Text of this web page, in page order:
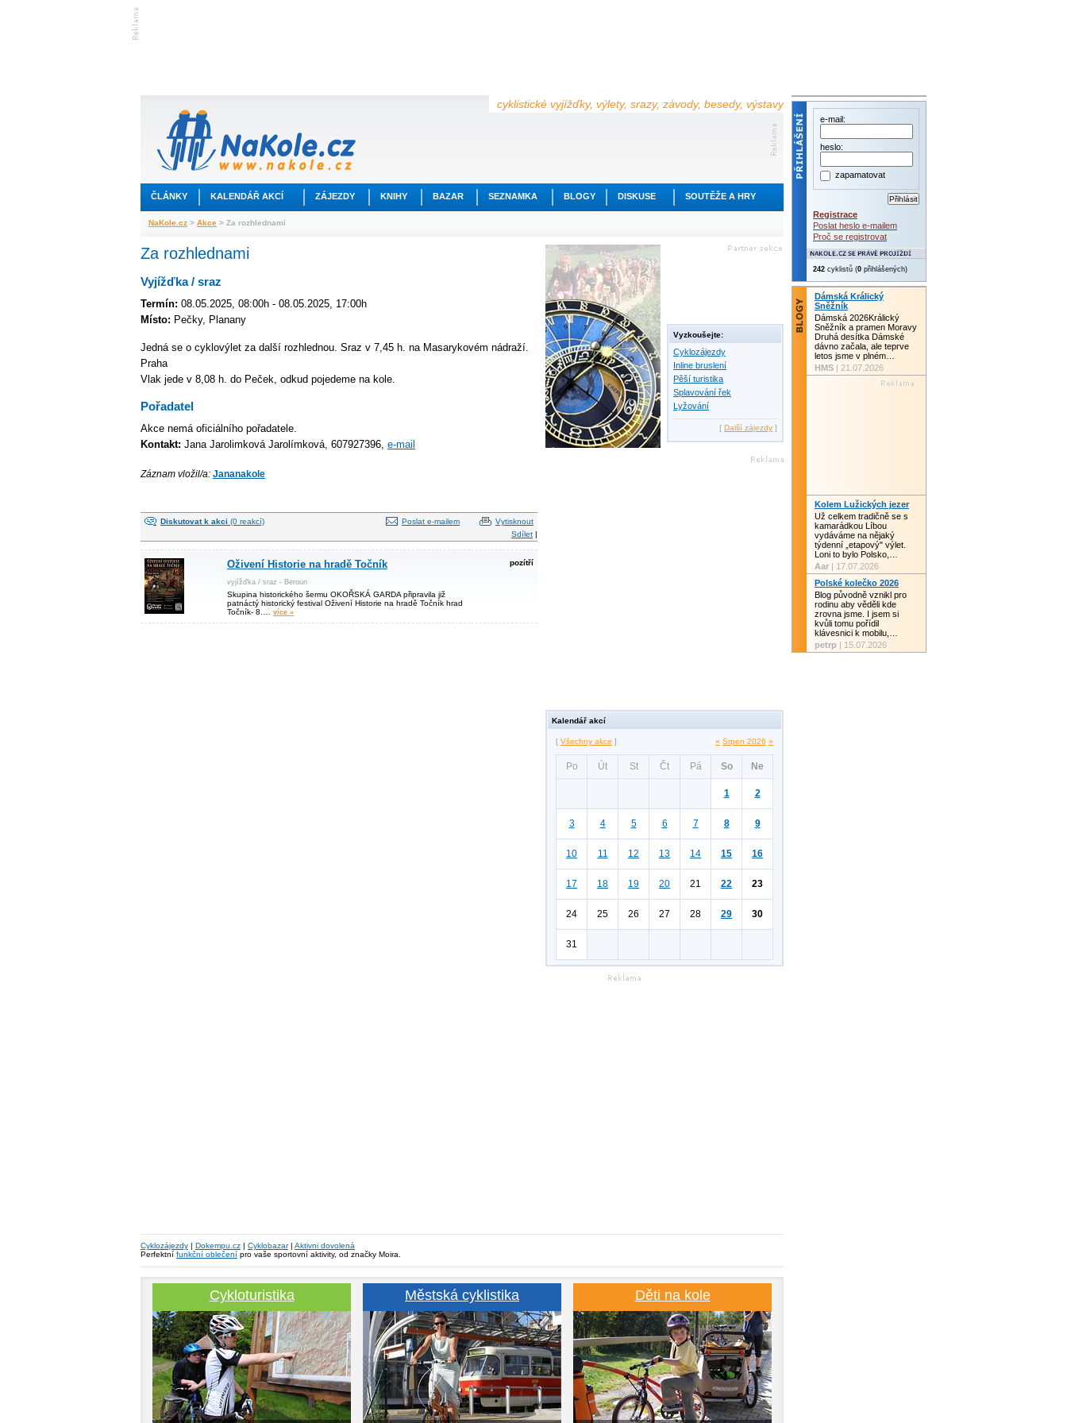
cyklistické vyjížďky, výlety, srazy, závody, besedy, výstavy
ČLÁNKY KALENDÁŘ AKCÍ ZÁJEZDY KNIHY BAZAR SEZNAMKA BLOGY DISKUSE SOUTĚŽE A HRY
NaKole.cz > Akce > Za rozhlednami
Za rozhlednami
Vyjížďka / sraz
Termín: 08.05.2025, 08:00h - 08.05.2025, 17:00h
Místo: Pečky, Planany
Jedná se o cyklovýlet za další rozhlednou. Sraz v 7,45 h. na Masarykovém nádraží.
Praha
Vlak jede v 8,08 h. do Peček, odkud pojedeme na kole.
Pořadatel
Akce nemá oficiálního pořadatele.
Kontakt: Jana Jarolimková Jarolímková, 607927396, e-mail
Záznam vložil/a: Jananakole
Diskutovat k akci (0 reakcí) Vytisknout
Poslat e-mailem
Sdílet |
Oživení Historie na hradě Točník
vyjížďka / sraz - Beroun
Skupina historického šermu OKOŘSKÁ GARDA připravila již
patnáctý historický festival Oživení Historie na hradě Točník hrad
Točník- 8.… více »
pozítří
Vyzkoušejte:
Cyklozájezdy
Inline bruslení
Pěší turistika
Splavování řek
Lyžování
[ Další zájezdy ]
Kalendář akcí
[ Všechny akce ] « Srpen 2026 »
Po Út St Čt Pá So Ne
1 2
3 4 5 6 7 8 9
10 11 12 13 14 15 16
17 18 19 20 21 22 23
24 25 26 27 28 29 30
31
Cyklozájezdy | Dokempu.cz | Cyklobazar| Aktivni dovolená
Perfektní funkční oblečení pro vaše sportovní aktivity, od značky Moira.
Cykloturistika Městská cyklistika Děti na kole
e-mail:
heslo:
zapamatovat
Registrace
Poslat heslo e-mailem
Proč se registrovat
242 cyklistů (0 přihlášených)
Dámská Králický
Sněžník
Dámská 2026Králický
Sněžník a pramen Moravy
Druhá desítka Dámské
dávno začala, ale teprve
letos jsme v plném…
HMS | 21.07.2026
Kolem Lužických jezer
Už celkem tradičně se s
kamarádkou Líbou
vydáváme na nějaký
týdenní „etapový" výlet.
Loni to bylo Polsko,…
Aar | 17.07.2026
Polské kolečko 2026
Blog původně vznikl pro
rodinu aby věděli kde
zrovna jsme. I jsem si
kvůli tomu pořídil
klávesnici k mobilu,…
petrp | 15.07.2026